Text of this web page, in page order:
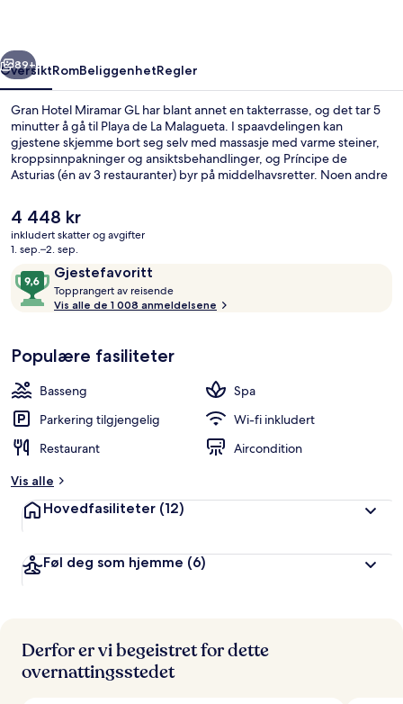
Neste
89+
OversiktRomBeliggenhetRegler
Gran Hotel Miramar GL har blant annet en takterrasse, og det tar 5
minutter å gå til Playa de La Malagueta. I spaavdelingen kan
gjestene skjemme bort seg selv med massasje med varme steiner,
kroppsinnpakninger og ansiktsbehandlinger, og Príncipe de
Asturias (én av 3 restauranter) byr på middelhavsretter. Noen andre
treningssenter og en badstue. Andre reisende skryter av den
vennlige betjeningen og overnattingsstedets forfatning. Du kan gå
fra overnattingsstedet til offentlig transport: La Malagueta stasjon
ligger 4 minutter unna til fots.
Den
nåværende
prisen
4 448 kr
4 448 kr
inkludert skatter og avgifter
1. sep.–2. sep.
AnmeldelserGjestefavoritt
9,6
av
10,
Topprangert av reisende
o
v
i
e
Vis alle de 1 008 anmeldelsene
Populære fasiliteter
Basseng
Spa
Parkering tilgjengelig
Wi-fi inkludert
Restaurant
Aircondition
Vis alle
Hovedfasiliteter (12)
Føl deg som hjemme (6)
Derfor er vi begeistret for dette
overnattingsstedet